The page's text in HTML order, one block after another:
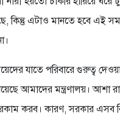
কিন্তু এটাও মানতে হবে এই
যাতে পরিবারে গুরুত্ব
আমাদের মন্ত্রণালয়। আশা
করব। কারণ, সরকার এসব